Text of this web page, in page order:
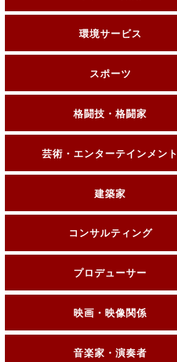
環境サービス
スポーツ
格闘技・格闘家
芸術・エンターテインメント
建築家
コンサルティング
プロデューサー
映画・映像関係
音楽家・演奏者